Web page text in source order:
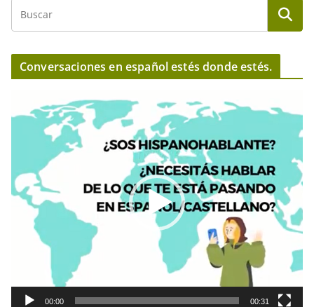
Conversaciones en español estés donde estés.
e
d
d
00:00 00:31